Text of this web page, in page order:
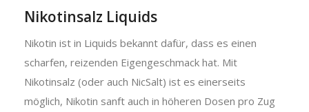
Nikotinsalz Liquids
Nikotin ist in Liquids bekannt dafür, dass es einen
scharfen, reizenden Eigengeschmack hat. Mit
Nikotinsalz (oder auch NicSalt) ist es einerseits
möglich, Nikotin sanft auch in höheren Dosen pro Zug